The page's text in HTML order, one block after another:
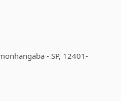
- SP, 12401-